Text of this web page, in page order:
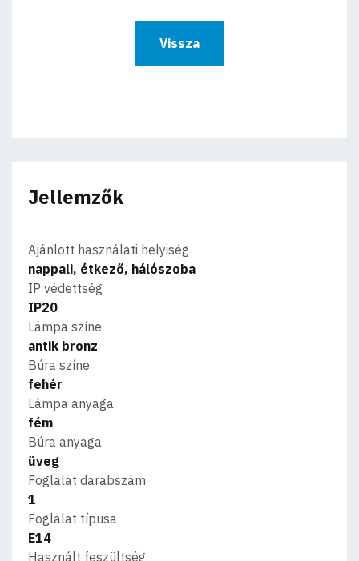
Vissza
Jellemzők
Ajánlott használati helyiség
nappali, étkező, hálószoba
IP védettség
IP20
Lámpa színe
antik bronz
Búra színe
fehér
Lámpa anyaga
fém
Búra anyaga
üveg
Foglalat darabszám
1
Foglalat típusa
E14
Használt feszültség